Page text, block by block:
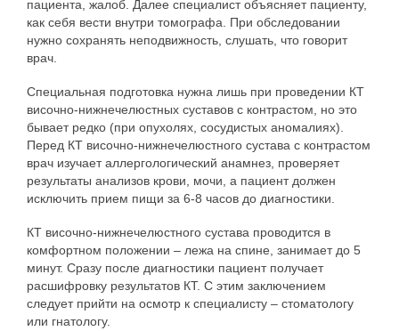
пациента, жалоб. Далее специалист объясняет пациенту,
как себя вести внутри томографа. При обследовании
нужно сохранять неподвижность, слушать, что говорит
врач.
Специальная подготовка нужна лишь при проведении КТ
височно-нижнечелюстных суставов с контрастом, но это
бывает редко (при опухолях, сосудистых аномалиях).
Перед КТ височно-нижнечелюстного сустава с контрастом
врач изучает аллергологический анамнез, проверяет
результаты анализов крови, мочи, а пациент должен
исключить прием пищи за 6-8 часов до диагностики.
КТ височно-нижнечелюстного сустава проводится в
комфортном положении – лежа на спине, занимает до 5
минут. Сразу после диагностики пациент получает
расшифровку результатов КТ. С этим заключением
следует прийти на осмотр к специалисту – стоматологу
или гнатологу.